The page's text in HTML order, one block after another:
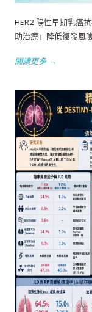
HER2 陽性早期乳癌
助治療」降低復發風
閱讀更多 →